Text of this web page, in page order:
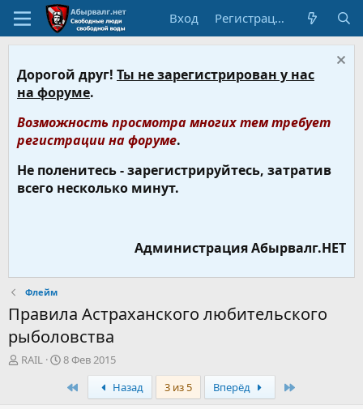
Вход Регистрация
Дорогой друг! Ты не зарегистрирован у нас
на форуме.
Возможность просмотра многих тем требует
регистрации на форуме.
Не поленитесь - зарегистрируйтесь, затратив
всего несколько минут.
Администрация Абырвалг.НЕТ
Флейм
Правила Астраханского любительского
рыболовства
А
RAIL
Д
8 Фев 2015
Назад 3 из 5 Вперёд